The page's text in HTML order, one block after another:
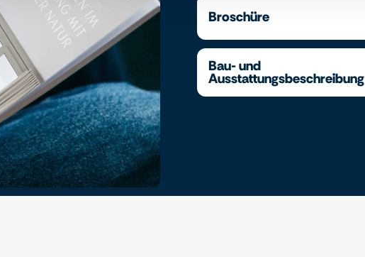
Broschüre
Bau- und
Ausstattungsbeschreibung